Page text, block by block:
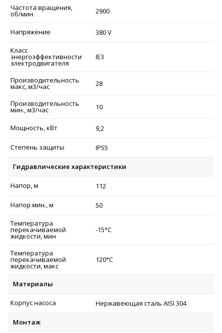
Частота вращения,
об/мин 2900
Напряжение
380 V
Класс
энергоэффективности
электродвигателя
IE3
Производительность
макс, м3/час 28
Производительность
мин., м3/час 10
Мощность, кВт 9,2
Степень защиты IP55
Гидравлические характеристики
Напор, м 112
Напор мин., м
50
Температура
перекачиваемой
жидкости, мин
-15°C
Температура
перекачиваемой
жидкости, макс
120°C
Материалы
Корпус насоса Нержавеющая сталь AISI 304
Монтаж